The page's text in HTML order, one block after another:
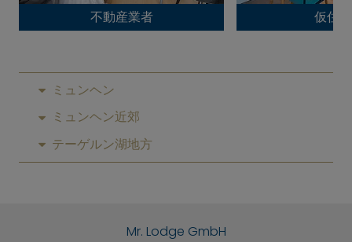
不動産業者 仮住
ミュンヘン
ミュンヘン近郊
テーゲルン湖地方
Mr. Lodge GmbH